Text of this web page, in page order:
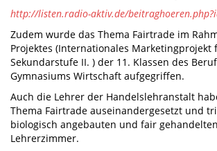
http://listen.radio-aktiv.de/
Zudem wurde das Thema Fairtrade im
Projektes (Internationales Marketingprojekt
Sekundarstufe II. ) der 11. Klassen des
Gymnasiums Wirtschaft aufgegriffen.
Auch die Lehrer der Handelslehranstalt
Thema Fairtrade auseinandergesetzt und
biologisch angebauten und fair
Lehrerzimmer.